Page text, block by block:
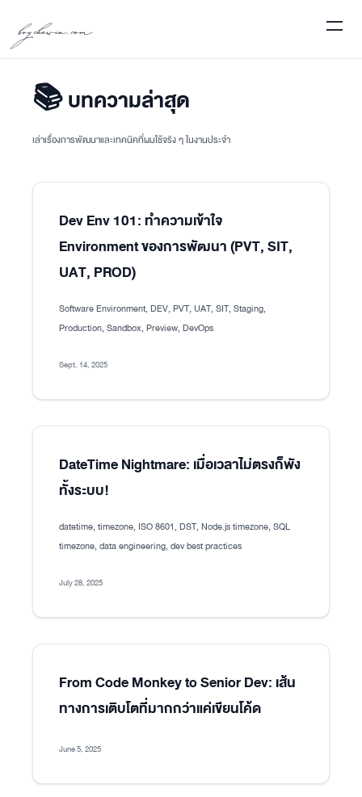
boychawin.com
📚 บทความล่าสุด
เล่าเรื่องการพัฒนาและเทคนิคที่ผมใช้จริง ๆ ในงานประจำ
Dev Env 101: ทำความเข้าใจ
Environment ของการพัฒนา (PVT, SIT,
UAT, PROD)
Software Environment, DEV, PVT, UAT, SIT, Staging,
Production, Sandbox, Preview, DevOps
Sept. 14, 2025
DateTime Nightmare: เมื่อเวลาไม่ตรงก็พัง
ทั้งระบบ!
datetime, timezone, ISO 8601, DST, Node.js timezone, SQL
timezone, data engineering, dev best practices
July 28, 2025
From Code Monkey to Senior Dev: เส้น
ทางการเติบโตที่มากกว่าแค่เขียนโค้ด
June 5, 2025